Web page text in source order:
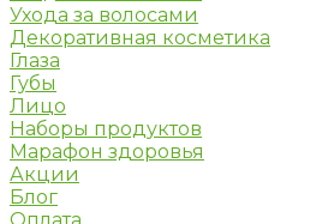
Ухода за волосами
Декоративная косметика
Глаза
Губы
Лицо
Наборы продуктов
Марафон здоровья
Акции
Блог